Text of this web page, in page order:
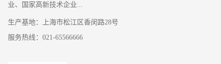
业、国家高新技术企业...
生产基地：上海市松江区香闵路28号
服务热线：021-65566666